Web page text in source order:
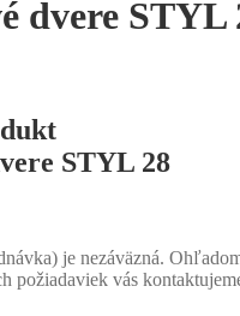
dvere STYL
STYL 28
je nezáväzná.
požiadaviek vás